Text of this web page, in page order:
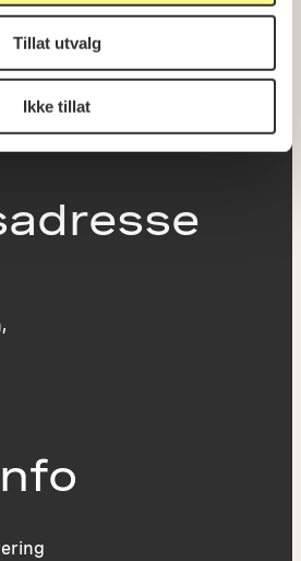
Tillat utvalg
Ikke tillat